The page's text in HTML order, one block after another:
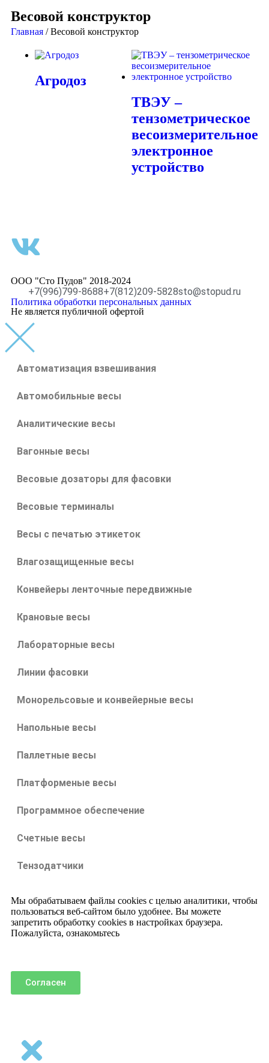
Весовой конструктор
Главная / Весовой конструктор
Агродоз
ТВЭУ –
тензометрическое
весоизмерительное
электронное
устройство
ООО "Сто Пудов" 2018-2024
+7(996)799-8688+7(812)209-5828sto@stopud.ru
Политика обработки персональных данных
Не является публичной офертой
Автоматизация взвешивания
Автомобильные весы
Аналитические весы
Вагонные весы
Весовые дозаторы для фасовки
Весовые терминалы
Весы с печатью этикеток
Влагозащищенные весы
Конвейеры ленточные передвижные
Крановые весы
Лабораторные весы
Линии фасовки
Монорельсовые и конвейерные весы
Напольные весы
Паллетные весы
Платформеные весы
Программное обеспечение
Счетные весы
Тензодатчики
Мы обрабатываем файлы cookies с целью аналитики, чтобы
пользоваться веб-сайтом было удобнее. Вы можете
запретить обработку cookies в настройках браузера.
Пожалуйста, ознакомьтесь
Согласен